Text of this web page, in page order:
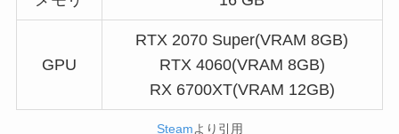
GPU
RTX 2070 Super(VRAM 8GB)
RTX 4060(VRAM 8GB)
RX 6700XT(VRAM 12GB)
Steamより引用